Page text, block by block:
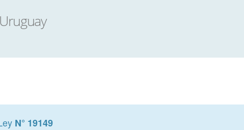
N° 19149